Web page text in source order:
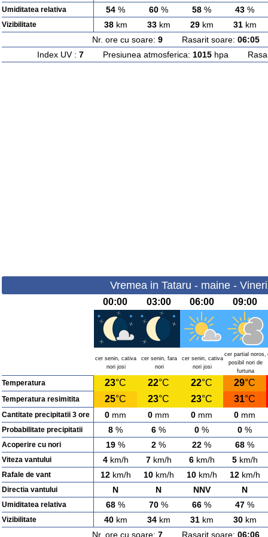
Umiditatea relativa 54 % 60 % 58 % 43 %
Vizibilitate 38km 33km 29km 31km
Nr. ore cu soare: 9Rasarit soare: 06:05
Index UV : 7Presiunea atmosferica: 1015hpa
Vremea in Tataru - maine -
00:00 03:00 06:00 09:00
cer senin, cativa
nori josi
cer senin, fara
nori
cer senin, cativa
nori josi
cer partial noros,
posibil nori de
furtuna
Temperatura 23°C 22°C 22°C 29°C
Temperatura resimitita 25°C 23°C 23°C 31°C
Cantitate precipitatii 3 ore 0 mm 0 mm 0 mm 0 mm
Probabilitate precipitatii 8 % 6 % 0 % 0 %
Acoperire cu nori 19 % 2 % 22 % 68 %
Viteza vantului 4km/h 7km/h 6km/h 5km/h
Rafale de vant 12km/h 10km/h 10km/h 12km/h
Directia vantului N N NNV N
Umiditatea relativa 68 % 70 % 66 % 47 %
Vizibilitate 40km 34km 31km 30km
Nr. ore cu soare: 7Rasarit soare: 06:06